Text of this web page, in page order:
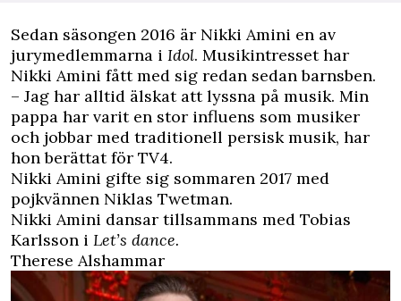
Sedan säsongen 2016 är Nikki Amini en av
jurymedlemmarna i Idol. Musikintresset har
Nikki Amini fått med sig redan sedan barnsben.
– Jag har alltid älskat att lyssna på musik. Min
pappa har varit en stor influens som musiker
och jobbar med traditionell persisk musik, har
hon berättat för TV4.
Nikki Amini gifte sig sommaren 2017 med
pojkvännen Niklas Twetman.
Nikki Amini dansar tillsammans med Tobias
Karlsson i Let’s dance.
Therese Alshammar